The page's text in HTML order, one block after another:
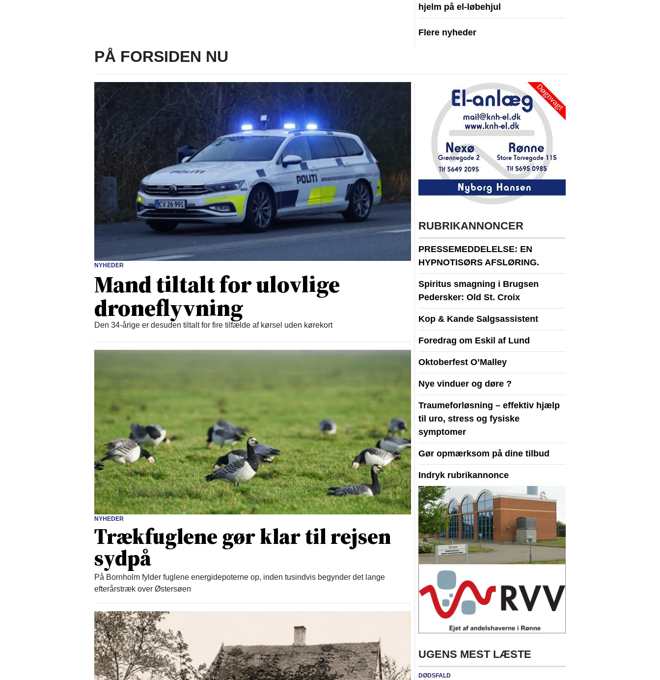
hjelm på el-løbehjul
Flere nyheder
PÅ FORSIDEN NU
NYHEDER
Mand tiltalt for ulovlige
droneflyvning
Den 34-årige er desuden tiltalt for fire tilfælde af kørsel uden kørekort
NYHEDER
Trækfuglene gør klar til rejsen
sydpå
På Bornholm fylder fuglene energidepoterne op, inden tusindvis begynder det lange
efterårstræk over Østersøen
RUBRIKANNONCER
PRESSEMEDDELELSE: EN
HYPNOTISØRS AFSLØRING.
Spiritus smagning i Brugsen
Pedersker: Old St. Croix
Kop & Kande Salgsassistent
Foredrag om Eskil af Lund
Oktoberfest O’Malley
Nye vinduer og døre ?
Traumeforløsning – effektiv hjælp
til uro, stress og fysiske
symptomer
Gør opmærksom på dine tilbud
Indryk rubrikannonce
UGENS MEST LÆSTE
DØDSFALD